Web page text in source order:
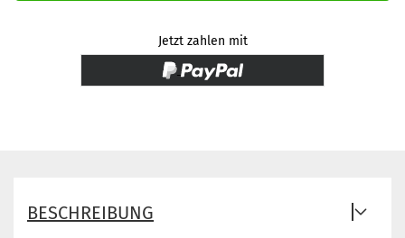
Jetzt zahlen mit
BESCHREIBUNG